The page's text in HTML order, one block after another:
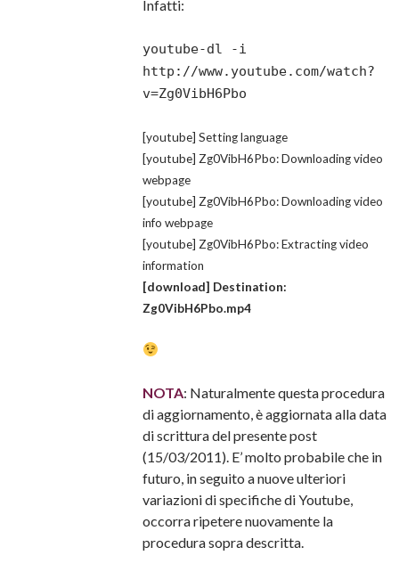
Infatti:
youtube-dl -i
http://www.youtube.com/watch?
v=Zg0VibH6Pbo
[youtube] Setting language
[youtube] Zg0VibH6Pbo: Downloading video
webpage
[youtube] Zg0VibH6Pbo: Downloading video
info webpage
[youtube] Zg0VibH6Pbo: Extracting video
information
[download] Destination:
Zg0VibH6Pbo.mp4
NOTA: Naturalmente questa procedura
di aggiornamento, è aggiornata alla data
di scrittura del presente post
(15/03/2011). E’ molto probabile che in
futuro, in seguito a nuove ulteriori
variazioni di specifiche di Youtube,
occorra ripetere nuovamente la
procedura sopra descritta.